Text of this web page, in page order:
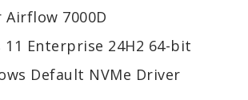
Airflow 7000D
11 Enterprise 24H2 64-bit
Default NVMe Driver